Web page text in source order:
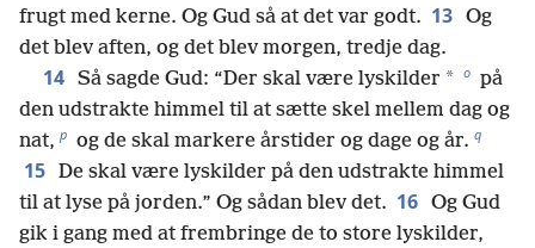
frugt med kerne. Og Gud så at det var godt. 13 Og
det blev aften, og det blev morgen, tredje dag.
14 Så sagde Gud: “Der skal være lyskilder * o på
den udstrakte himmel til at sætte skel mellem dag og
nat, p og de skal markere årstider og dage og år. q
15 De skal være lyskilder på den udstrakte himmel
til at lyse på jorden.” Og sådan blev det. 16 Og Gud
gik i gang med at frembringe de to store lyskilder,